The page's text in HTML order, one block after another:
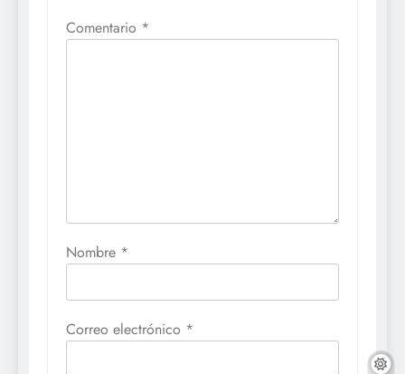
Comentario *
Nombre *
Correo electrónico *